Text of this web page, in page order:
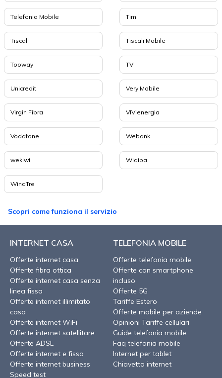
Telefonia Mobile Tim
Tiscali Tiscali Mobile
Tooway TV
Unicredit Very Mobile
Virgin Fibra VIVIenergia
Vodafone Webank
wekiwi Widiba
WindTre
Scopri come funziona il servizio
INTERNET CASA
Offerte internet casa
Offerte fibra ottica
Offerte internet casa senza
linea fissa
Offerte internet illimitato
casa
Offerte internet WiFi
Offerte internet satellitare
Offerte ADSL
Offerte internet e fisso
Offerte internet business
Speed test
TELEFONIA MOBILE
Offerte telefonia mobile
Offerte con smartphone
incluso
Offerte 5G
Tariffe Estero
Offerte mobile per aziende
Opinioni Tariffe cellulari
Guide telefonia mobile
Faq telefonia mobile
Internet per tablet
Chiavetta internet